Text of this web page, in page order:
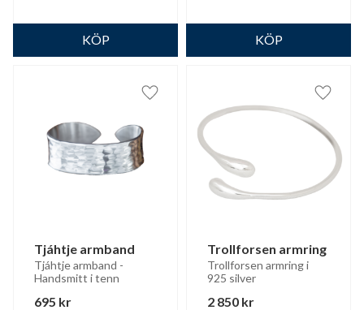
Tjáhtje armband
Tjáhtje armband -
Handsmitt i tenn
695 kr
Lägg till i favoriter
Trollforsen armring
Trollforsen armring i
925 silver
2 850 kr
Lägg